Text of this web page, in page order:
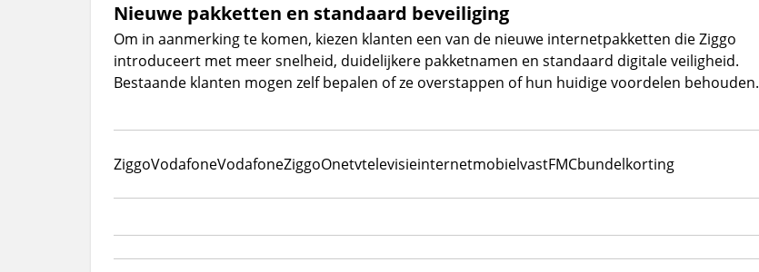
Nieuwe pakketten en standaard beveiliging
Om in aanmerking te komen, kiezen klanten een van de nieuwe internetpakketten die Ziggo
introduceert met meer snelheid, duidelijkere pakketnamen en standaard digitale veiligheid.
Bestaande klanten mogen zelf bepalen of ze overstappen of hun huidige voordelen behouden.
ZiggoVodafoneVodafoneZiggoOnetvtelevisieinternetmobielvastFMCbundelkorting